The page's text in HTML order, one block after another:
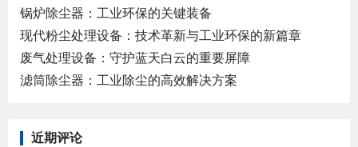
锅炉除尘器：工业环保的关键装备
现代粉尘处理设备：技术革新与工业环保的新篇章
废气处理设备：守护蓝天白云的重要屏障
滤筒除尘器：工业除尘的高效解决方案
近期评论